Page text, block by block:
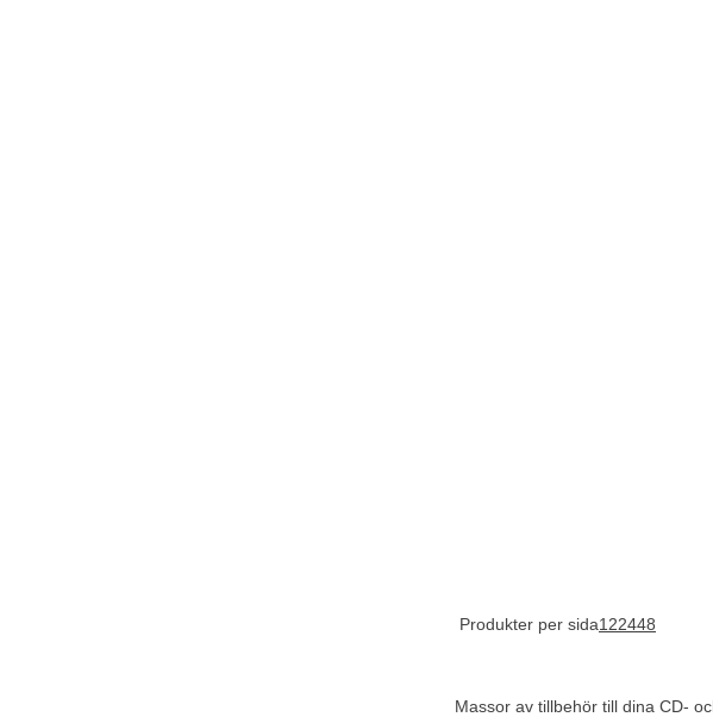
Produkter per sida122448
Massor av tillbehör till dina CD-